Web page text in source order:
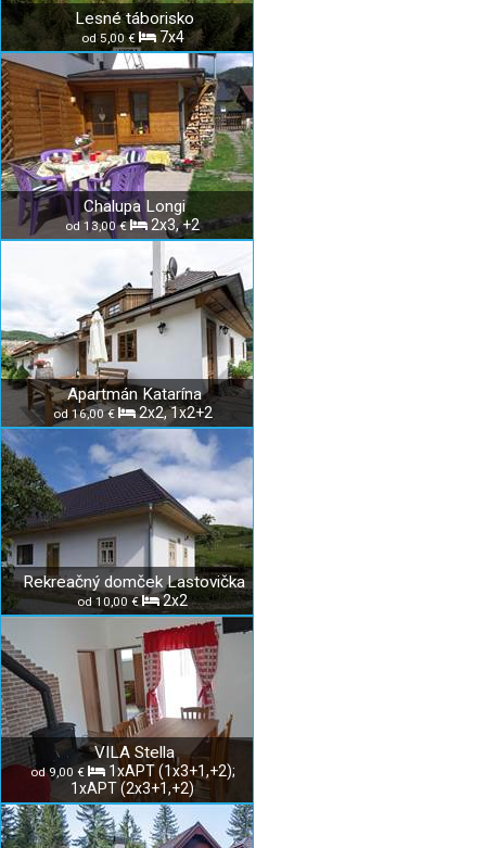
Lesné táborisko
od 5,00 € 7x4
Chalupa Longi
od 13,00 € 2x3, +2
Apartmán Katarína
od 16,00 € 2x2, 1x2+2
Rekreačný domček Lastovička
od 10,00 € 2x2
VILA Stella
od 9,00 €
1xAPT (1x3+1,+2);
1xAPT (2x3+1,+2)